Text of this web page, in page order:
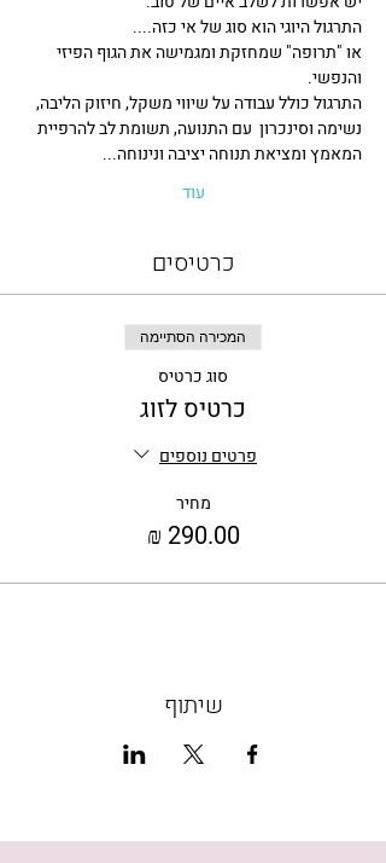
התרגול היוגי הוא סוג של אי כזה....
או "תרופה" שמחזקת ומגמישה את הגוף הפיזי
והנפשי.
התרגול כולל עבודה על שיווי משקל, חיזוק הליבה,
נשימה וסינכרון  עם התנועה, תשומת לב להרפיית
המאמץ ומציאת תנוחה יציבה ונינוחה...
עוד
כרטיסים
המכירה הסתיימה
סוג כרטיס
כרטיס לזוג
פרטים נוספים
מחיר
‏290.00 ‏₪
שיתוף